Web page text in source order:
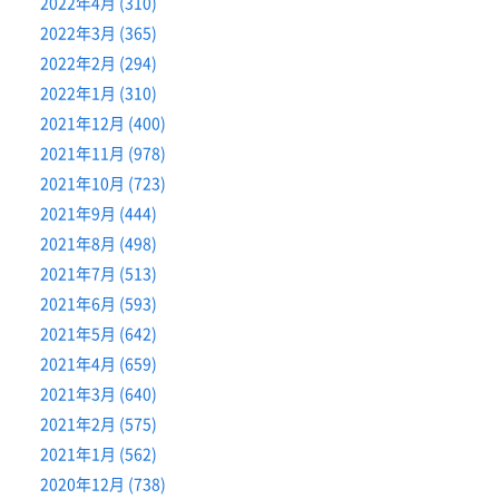
2022年3月 (365)
2022年2月 (294)
2022年1月 (310)
2021年12月 (400)
2021年11月 (978)
2021年10月 (723)
2021年9月 (444)
2021年8月 (498)
2021年7月 (513)
2021年6月 (593)
2021年5月 (642)
2021年4月 (659)
2021年3月 (640)
2021年2月 (575)
2021年1月 (562)
2020年12月 (738)